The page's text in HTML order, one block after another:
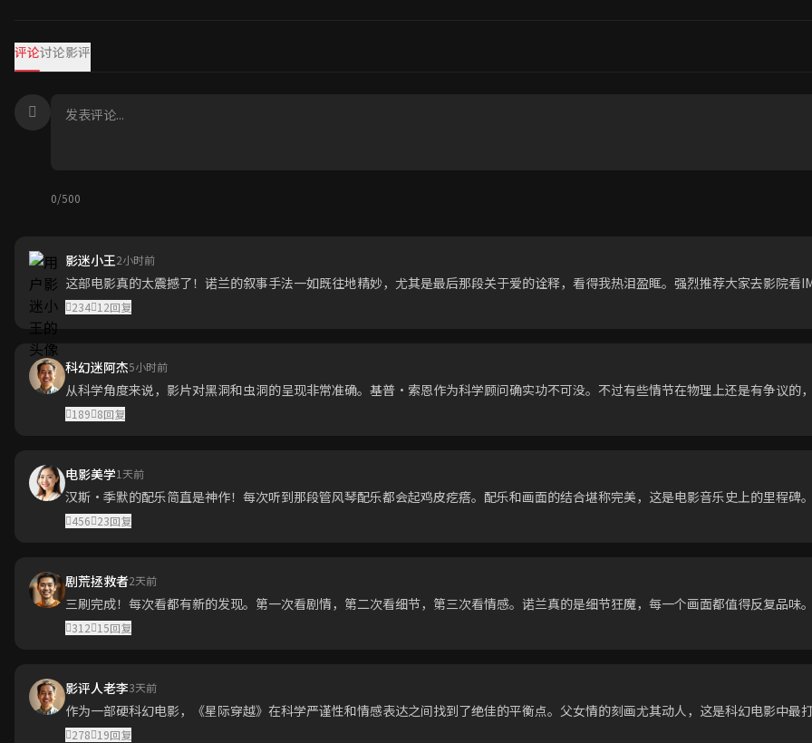
评论讨论影评
0/500
影迷小王2小时前
这部电影真的太震撼了！诺兰的叙事手法一如既往地精妙，尤其是最后那段关于爱的诠释，看得我热泪盈眶。强烈推荐大家去影院看
234 12回复
科幻迷阿杰5小时前
从科学角度来说，影片对黑洞和虫洞的呈现非常准确。基普·索恩作为科学顾问确实功不可没。不过有些情节在物理上还是有争议的
189 8回复
电影美学1天前
汉斯·季默的配乐简直是神作！每次听到那段管风琴配乐都会起鸡皮疙瘩。配乐和画面的结合堪称完美，这是电影音乐史上的里程碑。
456 23回复
剧荒拯救者2天前
三刷完成！每次看都有新的发现。第一次看剧情，第二次看细节，第三次看情感。诺兰真的是细节狂魔，每一个画面都值得反复品味。
312 15回复
影评人老李3天前
作为一部硬科幻电影，《星际穿越》在科学严谨性和情感表达之间找到了绝佳的平衡点。父女情的刻画尤其动人，这是科幻电影中最
278 19回复